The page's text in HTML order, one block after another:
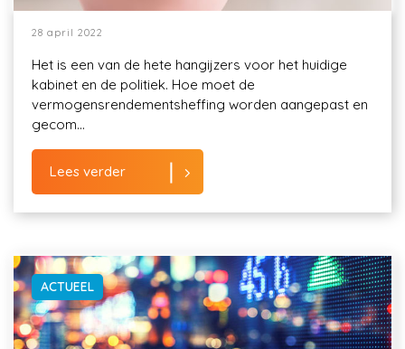
28 april 2022
Het is een van de hete hangijzers voor het huidige
kabinet en de politiek. Hoe moet de
vermogensrendementsheffing worden aangepast en
gecom...
Lees verder
ACTUEEL